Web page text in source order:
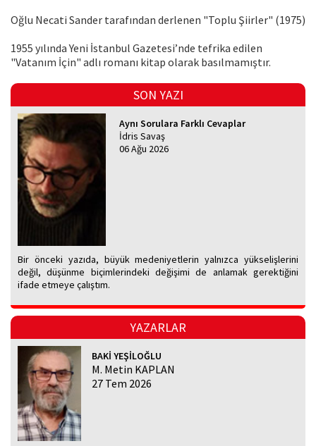
Oğlu Necati Sander tarafından derlenen "Toplu Şiirler" (1975)
1955 yılında Yeni İstanbul Gazetesi’nde tefrika edilen
"Vatanım İçin" adlı romanı kitap olarak basılmamıştır.
SON YAZI
Aynı Sorulara Farklı Cevaplar
İdris Savaş
06 Ağu 2026
Bir önceki yazıda, büyük medeniyetlerin yalnızca yükselişlerini
değil, düşünme biçimlerindeki değişimi de anlamak gerektiğini
ifade etmeye çalıştım.
YAZARLAR
BAKİ YEŞİLOĞLU
M. Metin KAPLAN
27 Tem 2026